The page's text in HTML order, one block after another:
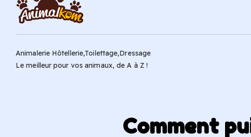
Animalerie Hôtellerie,Toilettage,Dressage
Le meilleur pour vos animaux, de A à Z !
Comment